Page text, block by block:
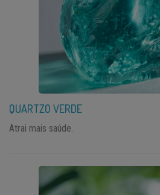
QUARTZO VERDE
Atrai mais saúde.